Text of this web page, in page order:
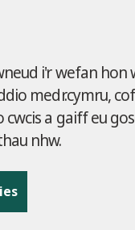
i'r wefan
medr.cymru,
a gaiff eu
nhw.